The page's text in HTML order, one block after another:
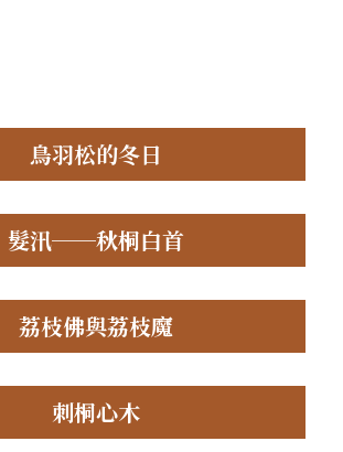
鳥羽松的冬日
髮汛──秋桐白首
荔枝佛與荔枝魔
刺桐心木